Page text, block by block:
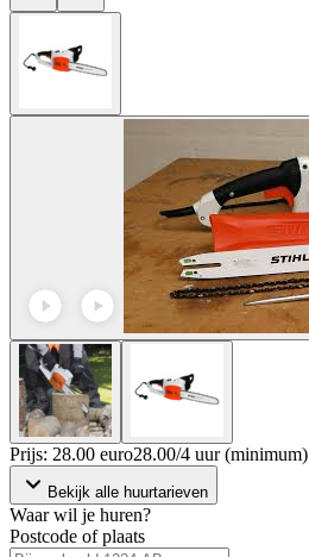
Prijs: 28.00 euro28.00/4 uur (minimum)
Bekijk alle huurtarieven
Waar wil je huren?
Postcode of plaats